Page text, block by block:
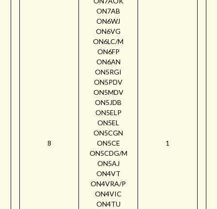
8
ON7AB
ON6WJ
ON6VG
ON6LC/M
ON6FP
ON6AN
ON5RGI
ON5PDV
ON5MDV
ON5JDB
ON5ELP
ON5EL
ON5CGN
ON5CE
ON5CDG/M
ON5AJ
ON4VT
ON4VRA/P
ON4VIC
ON4TU
1